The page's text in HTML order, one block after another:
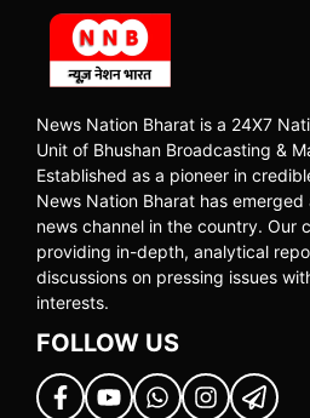
News Nation Bharat is a 24X7
Unit of Bhushan Broadcasting &
Established as a pioneer in
News Nation Bharat has
news channel in the country. Our
providing in-depth, analytical
discussions on pressing issues
interests.
FOLLOW US